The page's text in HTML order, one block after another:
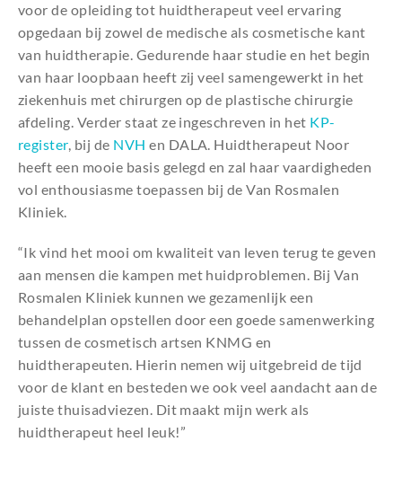
voor de opleiding tot huidtherapeut veel ervaring
opgedaan bij zowel de medische als cosmetische kant
van huidtherapie. Gedurende haar studie en het begin
van haar loopbaan heeft zij veel samengewerkt in het
ziekenhuis met chirurgen op de plastische chirurgie
afdeling. Verder staat ze ingeschreven in het KP-
register, bij de NVH en DALA. Huidtherapeut Noor
heeft een mooie basis gelegd en zal haar vaardigheden
vol enthousiasme toepassen bij de Van Rosmalen
Kliniek.
“Ik vind het mooi om kwaliteit van leven terug te geven
aan mensen die kampen met huidproblemen. Bij Van
Rosmalen Kliniek kunnen we gezamenlijk een
behandelplan opstellen door een goede samenwerking
tussen de cosmetisch artsen KNMG en
huidtherapeuten. Hierin nemen wij uitgebreid de tijd
voor de klant en besteden we ook veel aandacht aan de
juiste thuisadviezen. Dit maakt mijn werk als
huidtherapeut heel leuk!”